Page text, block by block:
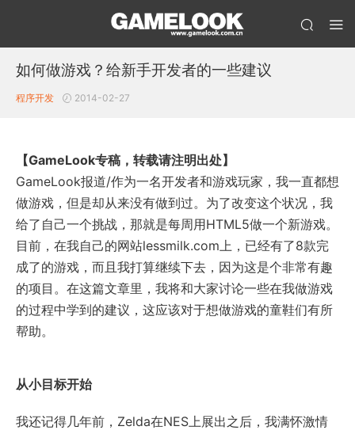
如何做游戏？给新手开发者的一些建议
程序开发 2014-02-27
【GameLook专稿，转载请注明出处】
GameLook报道/作为一名开发者和游戏玩家，我一直都想
做游戏，但是却从来没有做到过。为了改变这个状况，我
给了自己一个挑战，那就是每周用HTML5做一个新游戏。
目前，在我自己的网站lessmilk.com上，已经有了8款完
成了的游戏，而且我打算继续下去，因为这是个非常有趣
的项目。在这篇文章里，我将和大家讨论一些在我做游戏
的过程中学到的建议，这应该对于想做游戏的童鞋们有所
帮助。
从小目标开始
我还记得几年前，Zelda在NES上展出之后，我满怀激情